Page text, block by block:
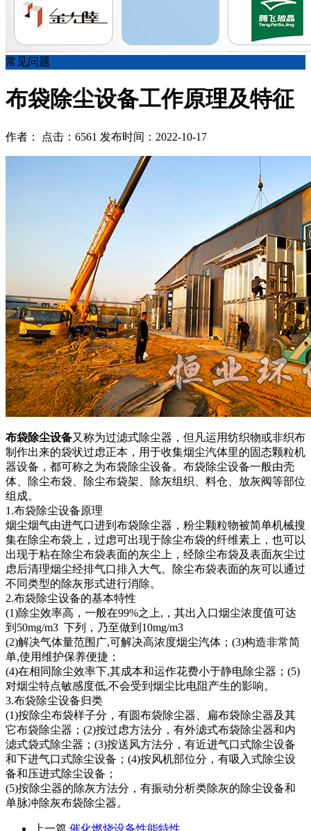
常见问题
布袋除尘设备工作原理及特征
作者： 点击：6561 发布时间：2022-10-17
布袋除尘设备又称为过滤式除尘器，但凡运用纺织物或非织布
制作出来的袋状过虑正本，用于收集烟尘汽体里的固态颗粒机
器设备，都可称之为布袋除尘设备。布袋除尘设备一般由壳
体、除尘布袋、除尘布袋架、除灰组织、料仓、放灰阀等部位
组成。
1.布袋除尘设备原理
烟尘烟气由进气口进到布袋除尘器，粉尘颗粒物被简单机械搜
集在除尘布袋上，过虑可出现于除尘布袋的纤维素上，也可以
出现于粘在除尘布袋表面的灰尘上，经除尘布袋及表面灰尘过
虑后清理烟尘经排气口排入大气。除尘布袋表面的灰可以通过
不同类型的除灰形式进行消除。
2.布袋除尘设备的基本特性
(1)除尘效率高，一般在99%之上,，其出入口烟尘浓度值可达
到50mg/m3 下列，乃至做到10mg/m3
(2)解决气体量范围广,可解决高浓度烟尘汽体；(3)构造非常简
单,使用维护保养便捷；
(4)在相同除尘效率下,其成本和运作花费小于静电除尘器；(5)
对烟尘特点敏感度低,不会受到烟尘比电阻产生的影响。
3.布袋除尘设备归类
(1)按除尘布袋样子分，有圆布袋除尘器、扁布袋除尘器及其
它布袋除尘器；(2)按过虑方法分，有外滤式布袋除尘器和内
滤式袋式除尘器；(3)按送风方法分，有近进气口式除尘设备
和下进气口式除尘设备；(4)按风机部位分，有吸入式除尘设
备和压进式除尘设备；
(5)按除尘器的除灰方法分，有振动分析类除灰的除尘设备和
单脉冲除灰布袋除尘器。
上一篇 催化燃烧设备性能特性